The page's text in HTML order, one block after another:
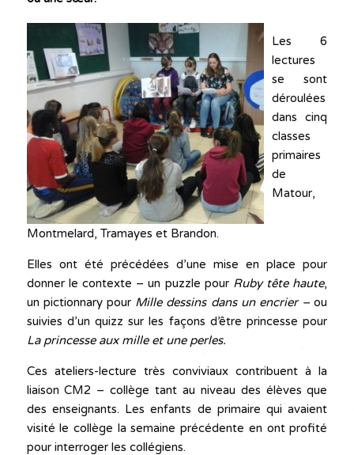
Les 6
lectures
se sont
déroulées
dans cinq
classes
primaires
de
Matour,
Montmelard, Tramayes et Brandon.
Elles ont été précédées d’une mise en place pour
donner le contexte – un puzzle pour Ruby tête haute,
un pictionnary pour Mille dessins dans un encrier –ou
suivies d’un quizz sur les façons d’être princesse pour
La princesse aux mille et une perles.
Ces ateliers-lecture très conviviaux contribuent à la
liaison CM2 – collège tant au niveau des élèves que
des enseignants. Les enfants de primaire qui avaient
visité le collège la semaine précédente en ont profité
pour interroger les collégiens.